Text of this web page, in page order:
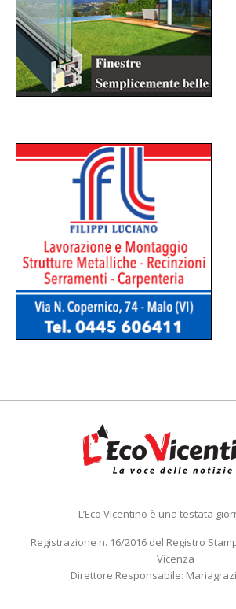
L’Eco Vicentino è una testata
Registrazione n. 16/2016 del Registro
Vicenza
Direttore Responsabile: